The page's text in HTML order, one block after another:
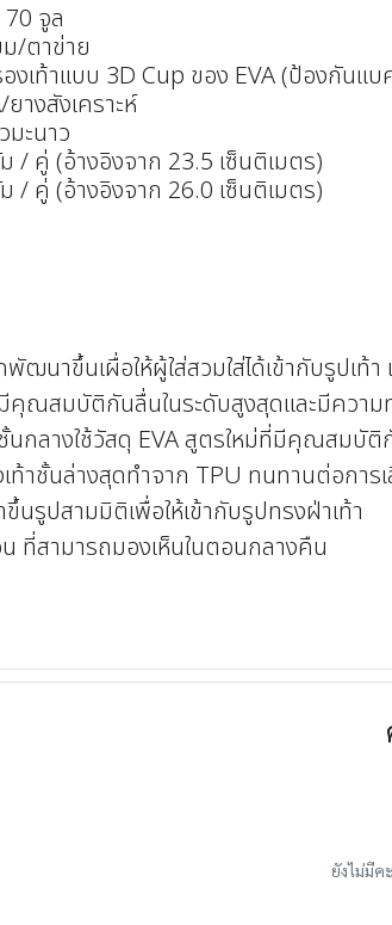
70 จูล
/ตาข่าย
งเท้าแบบ 3D Cup ของ EVA (ป้องกันแ
างสังเคราะห์
มะนาว
/ คู่ (อ้างอิงจาก 23.5 เซ็นติเมตร)
/ คู่ (อ้างอิงจาก 26.0 เซ็นติเมตร)
ฒนาขึ้นเผื่อให้ผู้ใส่สวมใส่ได้เข้ากับรูปเท้
คุณสมบัติกันลื่นในระดับสูงสุดและมีความ
นกลางใช้วัสดุ EVA สูตรใหม่ที่มีคุณสมบั
ท้าชั้นล่างสุดทำจาก TPU ทนทานต่อการ
นรูปสามมิติเพื่อให้เข้ากับรูปทรงฝ่าเท้า
ที่สามารถมองเห็นในตอนกลางคืน
ยังไม่มีค